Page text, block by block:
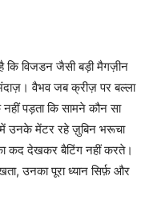
विजडन जैसी बड़ी मैगज़ीन
वैभव जब क्रीज़ पर बल्ला
पड़ता कि सामने कौन सा
में उनके मेंटर रहे ज़ुबिन भरूचा
कद देखकर बैटिंग नहीं करते।
उनका पूरा ध्यान सिर्फ़ और